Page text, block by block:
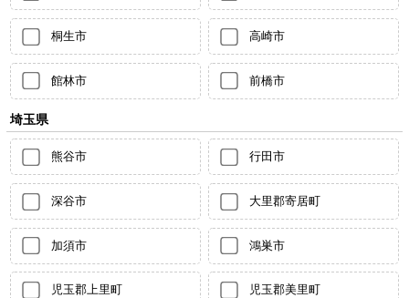
桐生市 高崎市
館林市 前橋市
埼玉県
熊谷市 行田市
深谷市 大里郡寄居町
加須市 鴻巣市
児玉郡上里町 児玉郡美里町